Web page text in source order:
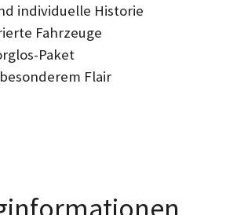
individuelle Historie
Fahrzeuge
Paket
Flair